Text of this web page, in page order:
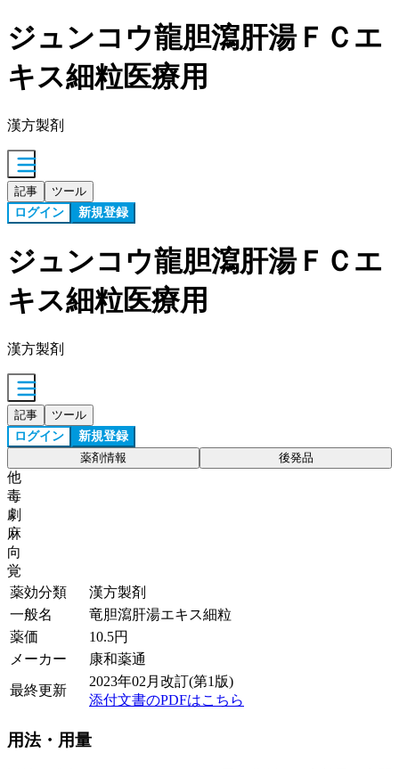
ジュンコウ龍胆瀉肝湯ＦＣエ
キス細粒医療用
漢方製剤
記事 ツール
ログイン 新規登録
ジュンコウ龍胆瀉肝湯ＦＣエ
キス細粒医療用
漢方製剤
記事 ツール
ログイン 新規登録
薬剤情報 後発品
他
毒
劇
麻
向
覚
薬効分類
漢方製剤
一般名
竜胆瀉肝湯エキス細粒
薬価
10.5円
メーカー
康和薬通
最終更新
2023年02月改訂(第1版)
添付文書のPDFはこちら
用法・用量